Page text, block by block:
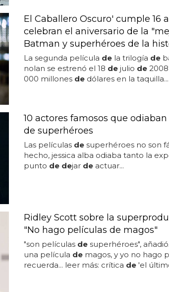
El Caballero Oscuro' cumple 16
celebran el aniversario de la
Batman y superhéroes de la
La segunda película dela trilogía de
nolan se estrenó el 18 dejulio de2008
000 millones dedólares en la taquilla...
10 actores famosos que
de superhéroes
Las películas desuperhéroes no son
hecho, jessica alba odiaba tanto la
punto de dejar deactuar...
Ridley Scott sobre la
"No hago películas de magos"
"son películas desuperhéroes",
una película demagos, y yo no hago
recuerda... leer más: crítica de'el